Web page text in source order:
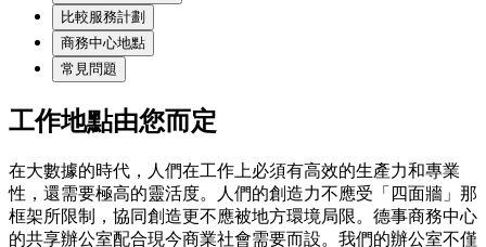
比較服務計劃
商務中心地點
常見問題
工作地點由您而定
在大數據的時代，人們在工作上必須有高效的生產力和專業
性，還需要極高的靈活度。人們的創造力不應受「四面牆」那
框架所限制，協同創造更不應被地方環境局限。德事商務中心
的共享辦公室配合現今商業社會需要而設。我們的辦公室不僅